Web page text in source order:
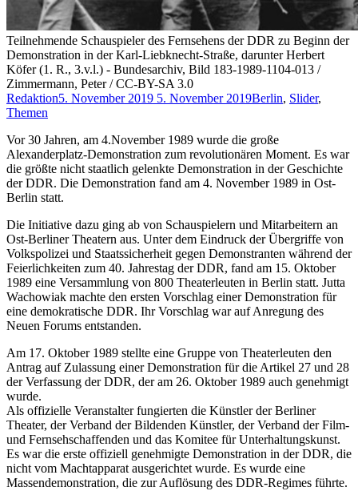
Teilnehmende Schauspieler des Fernsehens der DDR zu Beginn der
Demonstration in der Karl-Liebknecht-Straße, darunter Herbert
Köfer (1. R., 3.v.l.) - Bundesarchiv, Bild 183-1989-1104-013 /
Zimmermann, Peter / CC-BY-SA 3.0
Redaktion5. November 2019 5. November 2019Berlin, Slider,
Themen
Vor 30 Jahren, am 4.November 1989 wurde die große
Alexanderplatz-Demonstration zum revolutionären Moment. Es war
die größte nicht staatlich gelenkte Demonstration in der Geschichte
der DDR. Die Demonstration fand am 4. November 1989 in Ost-
Berlin statt.
Die Initiative dazu ging ab von Schauspielern und Mitarbeitern an
Ost-Berliner Theatern aus. Unter dem Eindruck der Übergriffe von
Volkspolizei und Staatssicherheit gegen Demonstranten während der
Feierlichkeiten zum 40. Jahrestag der DDR, fand am 15. Oktober
1989 eine Versammlung von 800 Theaterleuten in Berlin statt. Jutta
Wachowiak machte den ersten Vorschlag einer Demonstration für
eine demokratische DDR. Ihr Vorschlag war auf Anregung des
Neuen Forums entstanden.
Am 17. Oktober 1989 stellte eine Gruppe von Theaterleuten den
Antrag auf Zulassung einer Demonstration für die Artikel 27 und 28
der Verfassung der DDR, der am 26. Oktober 1989 auch genehmigt
wurde.
Als offizielle Veranstalter fungierten die Künstler der Berliner
Theater, der Verband der Bildenden Künstler, der Verband der Film-
und Fernsehschaffenden und das Komitee für Unterhaltungskunst.
Es war die erste offiziell genehmigte Demonstration in der DDR, die
nicht vom Machtapparat ausgerichtet wurde. Es wurde eine
Massendemonstration, die zur Auflösung des DDR-Regimes führte.